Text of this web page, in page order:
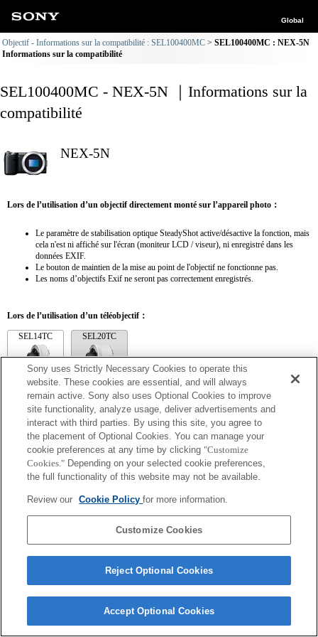
Global
Objectif - Informations sur la compatibilité : SEL100400MC
SEL100400MC : NEX-5N
Informations sur la compatibilité
SEL100400MC - NEX-5N ｜Informations sur la
compatibilité
NEX-5N
Lors de l’utilisation d’un objectif directement monté sur l’appareil photo：
Le paramètre de stabilisation optique SteadyShot active/désactive la fonction, mais
cela n'est ni affiché sur l'écran (moniteur LCD / viseur), ni enregistré dans les
données EXIF.
Le bouton de maintien de la mise au point de l'objectif ne fonctionne pas.
Les noms d’objectifs Exif ne seront pas correctement enregistrés.
Lors de l’utilisation d’un téléobjectif：
SEL14TC SEL20TC
SEL14TC
L'image obtenue peut être floue si l'appareil photo est réglé sur AF continu.
La distance focale et l'ouverture maximale pour le nom de l'objectif Exif seront
répertoriées à l'aide de valeurs d'agrandissement. Toutefois, lorsque les valeurs
d'ouverture multipliées par l'agrandissement sont supérieures ou égales à 10, elles ne
s'affichent pas correctement.
Copyright 2026 Sony Corporation
Sony uses Strictly Necessary Cookies to operate this
website. These cookies are essential, and will always
remain active. Sony also uses Optional Cookies to improve
site functionality, analyze usage, deliver advertisements and
interact with third parties. By using this site, you agree to
the placement of Optional Cookies. You can manage your
cookie preferences at any time by clicking "Customize
Cookies." Depending on your selected cookie preferences,
the full functionality of this website may not be available.
Review our Cookie Policyfor more information.
Customize Cookies
Reject Optional Cookies
Accept Optional Cookies